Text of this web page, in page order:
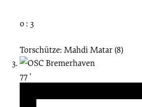
0 : 3
Torschütze: Mahdi Matar (8)
77 ′